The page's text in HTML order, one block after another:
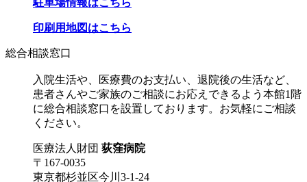
印刷用地図はこちら
総合相談窓口
入院生活や、医療費のお支払い、退院後の生活など、
患者さんやご家族のご相談にお応えできるよう本館1階
に総合相談窓口を設置しております。お気軽にご相談
ください。
医療法人財団 荻窪病院
〒167-0035
東京都杉並区今川3-1-24